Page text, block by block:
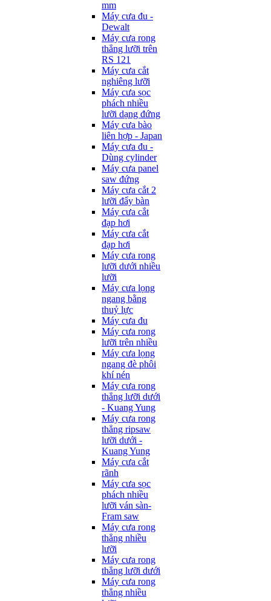
mm
Máy cưa đu -
Dewalt
Máy cưa rong
thẳng lưỡi trên
RS 121
Máy cưa cắt
nghiêng lưỡi
Máy cưa sọc
phách nhiều
lưỡi dạng đứng
Máy cưa bào
liên hợp - Japan
Máy cưa đu -
Dùng cylinder
Máy cưa panel
saw đứng
Máy cưa cắt 2
lưỡi đẩy bàn
Máy cưa cắt
đạp hơi
Máy cưa cắt
đạp hơi
Máy cưa rong
lưỡi dưới nhiều
lưỡi
Máy cưa lọng
ngang bằng
thuỷ lực
Máy cưa đu
Máy cưa rong
lưỡi trên nhiều
Máy cưa lọng
ngang đè phôi
khí nén
Máy cưa rong
thẳng lưỡi dưới
- Kuang Yung
Máy cưa rong
thẳng ripsaw
lưỡi dưới -
Kuang Yung
Máy cưa cắt
rãnh
Máy cưa sọc
phách nhiều
lưỡi ván sàn-
Fram saw
Máy cưa rong
thẳng nhiều
lưỡi
Máy cưa rong
thẳng lưỡi dưới
Máy cưa rong
thẳng nhiều